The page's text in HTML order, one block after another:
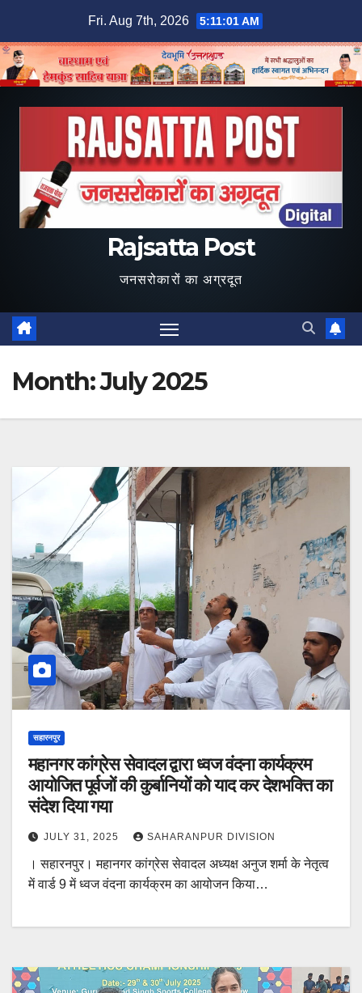
content
Fri. Aug 7th, 2026 5:11:02 AM
Rajsatta Post
जनसरोकारों का अग्रदूत
Month:July 2025
सहारनपुर
महानगर कांग्रेस सेवादल द्वारा ध्वज वंदना कार्यक्रम
आयोजित पूर्वजों की कुर्बानियों को याद कर देशभक्ति का
संदेश दिया गया
JULY 31, 2025 SAHARANPUR DIVISION
। सहारनपुर। महानगर कांग्रेस सेवादल अध्यक्ष अनुज शर्मा के नेतृत्व
में वार्ड 9 में ध्वज वंदना कार्यक्रम का आयोजन किया…